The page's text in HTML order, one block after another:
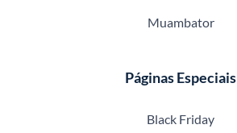
Muambator
Páginas Especiais
Black Friday